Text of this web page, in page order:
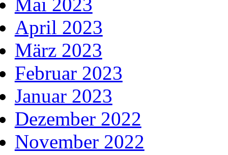
April 2023
März 2023
Februar 2023
Januar 2023
Dezember 2022
November 2022